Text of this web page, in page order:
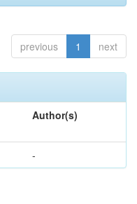
previous 1 next
Author(s)
-